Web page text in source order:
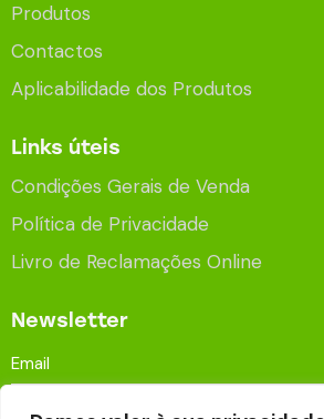
Produtos
Contactos
Aplicabilidade dos Produtos
Links úteis
Condições Gerais de Venda
Política de Privacidade
Livro de Reclamações Online
Newsletter